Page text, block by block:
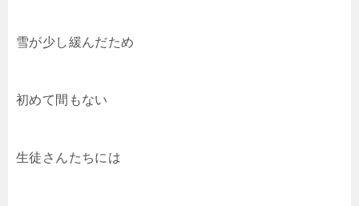
雪が少し緩んだため
初めて間もない
生徒さんたちには